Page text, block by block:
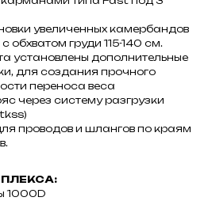
увеличенных камербандов
обхватом груди 115-140 см.
установлены дополнительные
для создания прочного
переноса веса
через систему разгрузки
проводов и шлангов по краям
1000D